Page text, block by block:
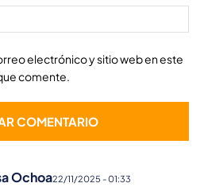
Ochoa22/11/2025 - 01:33
electrónico y sitio web en este
comente.